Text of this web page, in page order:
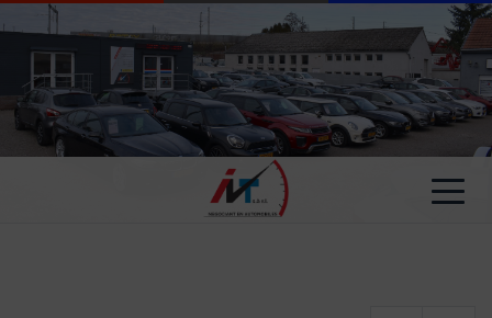
Paramètres avancés des cookies